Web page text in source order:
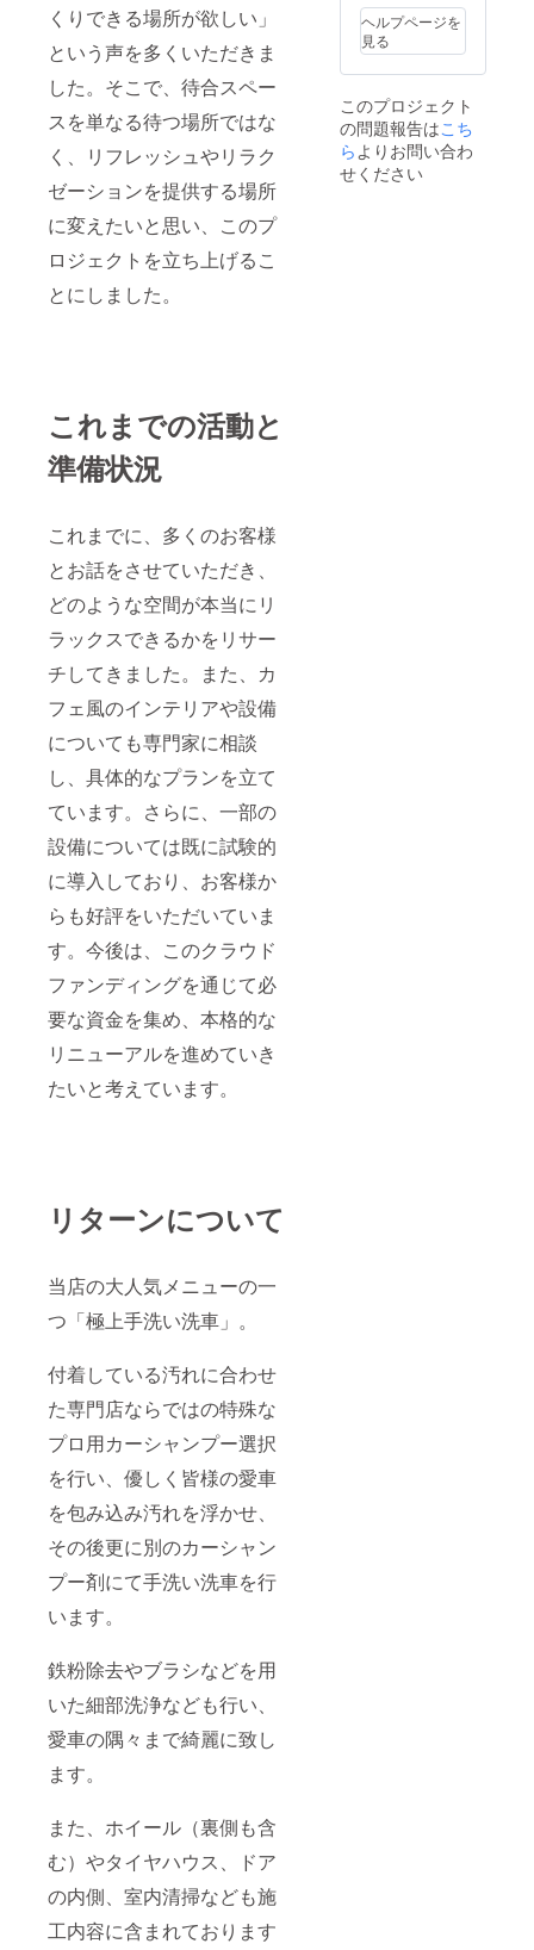
くりできる場所が欲しい」
という声を多くいただきま
した。そこで、待合スペー
スを単なる待つ場所ではな
く、リフレッシュやリラク
ゼーションを提供する場所
に変えたいと思い、このプ
ロジェクトを立ち上げるこ
とにしました。
これまでの活動と
準備状況
これまでに、多くのお客様
とお話をさせていただき、
どのような空間が本当にリ
ラックスできるかをリサー
チしてきました。また、カ
フェ風のインテリアや設備
についても専門家に相談
し、具体的なプランを立て
ています。さらに、一部の
設備については既に試験的
に導入しており、お客様か
らも好評をいただいていま
す。今後は、このクラウド
ファンディングを通じて必
要な資金を集め、本格的な
リニューアルを進めていき
たいと考えています。
リターンについて
当店の大人気メニューの一
つ「極上手洗い洗車」。
付着している汚れに合わせ
た専門店ならではの特殊な
プロ用カーシャンプー選択
を行い、優しく皆様の愛車
を包み込み汚れを浮かせ、
その後更に別のカーシャン
プー剤にて手洗い洗車を行
います。
鉄粉除去やブラシなどを用
いた細部洗浄なども行い、
愛車の隅々まで綺麗に致し
ます。
また、ホイール（裏側も含
む）やタイヤハウス、ドア
の内側、室内清掃なども施
工内容に含まれております
社LITM
にて実
施させ
て頂き
ヘルプページを
見る
このプロジェクト
の問題報告はこち
らよりお問い合わ
せください